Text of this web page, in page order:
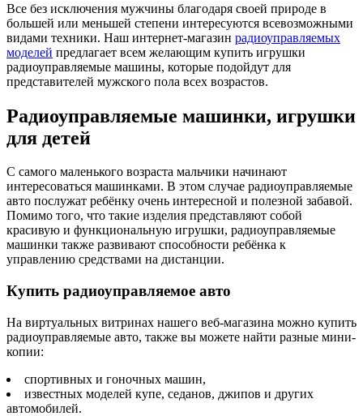
Все без исключения мужчины благодаря своей природе в
большей или меньшей степени интересуются всевозможными
видами техники. Наш интернет-магазин радиоуправляемых
моделей предлагает всем желающим купить игрушки
радиоуправляемые машины, которые подойдут для
представителей мужского пола всех возрастов.
Радиоуправляемые машинки, игрушки
для детей
С самого маленького возраста мальчики начинают
интересоваться машинками. В этом случае радиоуправляемые
авто послужат ребёнку очень интересной и полезной забавой.
Помимо того, что такие изделия представляют собой
красивую и функциональную игрушки, радиоуправляемые
машинки также развивают способности ребёнка к
управлению средствами на дистанции.
Купить радиоуправляемое авто
На виртуальных витринах нашего веб-магазина можно купить
радиоуправляемые авто, также вы можете найти разные мини-
копии:
спортивных и гоночных машин,
известных моделей купе, седанов, джипов и других
автомобилей.